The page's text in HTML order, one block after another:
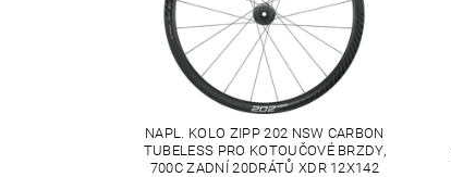
NAPL. KOLO ZIPP 202 NSW CARBON
TUBELESS PRO KOTOUČOVÉ BRZDY,
700C ZADNÍ 20DRÁTŮ XDR 12X142